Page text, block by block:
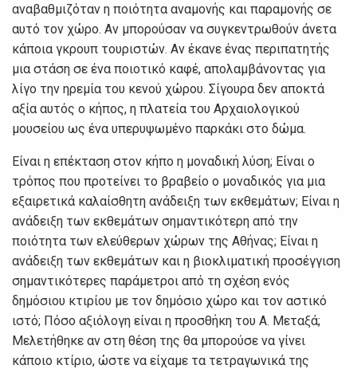
αναβαθμιζόταν η ποιότητα αναμονής και παραμονής σε
αυτό τον χώρο. Αν μπορούσαν να συγκεντρωθούν άνετα
κάποια γκρουπ τουριστών. Αν έκανε ένας περιπατητής
μια στάση σε ένα ποιοτικό καφέ, απολαμβάνοντας για
λίγο την ηρεμία του κενού χώρου. Σίγουρα δεν αποκτά
αξία αυτός ο κήπος, η πλατεία του Αρχαιολογικού
μουσείου ως ένα υπερυψωμένο παρκάκι στο δώμα.
Είναι η επέκταση στον κήπο η μοναδική λύση; Είναι ο
τρόπος που προτείνει το βραβείο ο μοναδικός για μια
εξαιρετικά καλαίσθητη ανάδειξη των εκθεμάτων; Είναι η
ανάδειξη των εκθεμάτων σημαντικότερη από την
ποιότητα των ελεύθερων χώρων της Αθήνας; Είναι η
ανάδειξη των εκθεμάτων και η βιοκλιματική προσέγγιση
σημαντικότερες παράμετροι από τη σχέση ενός
δημόσιου κτιρίου με τον δημόσιο χώρο και τον αστικό
ιστό; Πόσο αξιόλογη είναι η προσθήκη του Α. Μεταξά;
Μελετήθηκε αν στη θέση της θα μπορούσε να γίνει
κάποιο κτίριο, ώστε να είχαμε τα τετραγωνικά της